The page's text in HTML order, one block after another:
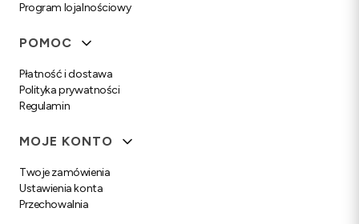
Program lojalnościowy
POMOC
Płatność i dostawa
Polityka prywatności
Regulamin
MOJE KONTO
Twoje zamówienia
Ustawienia konta
Przechowalnia